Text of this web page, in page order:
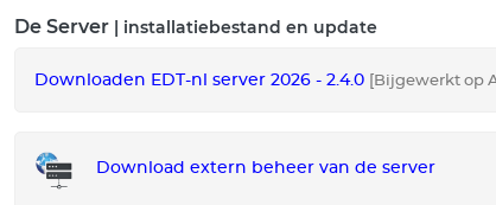
De Server | installatiebestand en update
Downloaden EDT-nl server 2026 - 2.4.0 [Bijgewerkt op
Download extern beheer van de server